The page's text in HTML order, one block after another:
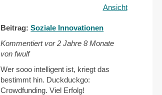
Ansicht
Beitrag:Soziale Innovationen
Kommentiert vor2 Jahre 8 Monate
von fwulf
Wer sooo intelligent ist, kriegt das
bestimmt hin. Duckduckgo:
Crowdfunding. Viel Erfolg!